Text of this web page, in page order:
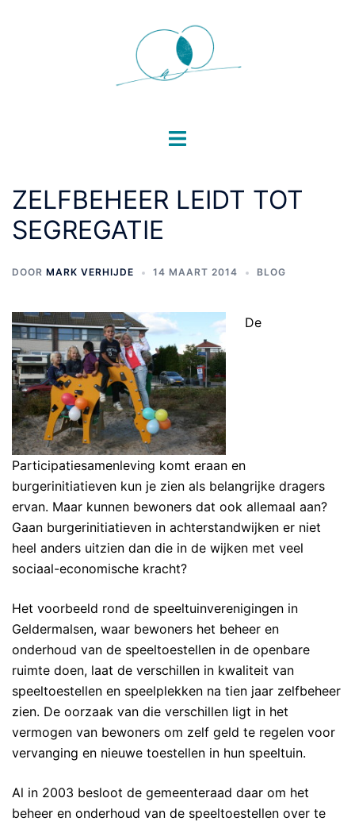
Toggle
ZELFBEHEER LEIDT TOT
SEGREGATIE
DOOR MARK VERHIJDE 14 MAART 2014 BLOG
De
Participatiesamenleving komt eraan en
burgerinitiatieven kun je zien als belangrijke dragers
ervan. Maar kunnen bewoners dat ook allemaal aan?
Gaan burgerinitiatieven in achterstandwijken er niet
heel anders uitzien dan die in de wijken met veel
sociaal-economische kracht?
Het voorbeeld rond de speeltuinverenigingen in
Geldermalsen, waar bewoners het beheer en
onderhoud van de speeltoestellen in de openbare
ruimte doen, laat de verschillen in kwaliteit van
speeltoestellen en speelplekken na tien jaar zelfbeheer
zien. De oorzaak van die verschillen ligt in het
vermogen van bewoners om zelf geld te regelen voor
vervanging en nieuwe toestellen in hun speeltuin.
Al in 2003 besloot de gemeenteraad daar om het
beheer en onderhoud van de speeltoestellen over te